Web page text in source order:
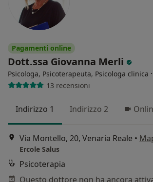
Pagamenti online
Dott.ssa Giovanna Merli
Psicologa, Psicoterapeuta, Psicologa clinica ·
13 recensioni
Indirizzo 1 Indirizzo 2
Via Montello, 20, Venaria Reale •
Ercole Salus
Psicoterapia